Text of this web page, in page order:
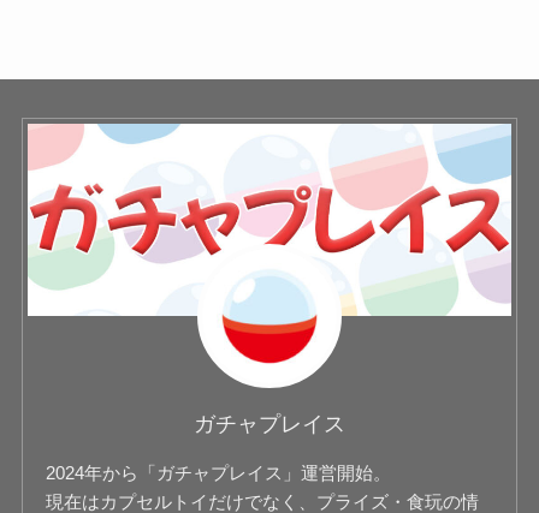
ガチャプレイス
2024年から「ガチャプレイス」運営開始。
現在はカプセルトイだけでなく、プライズ・食玩の情